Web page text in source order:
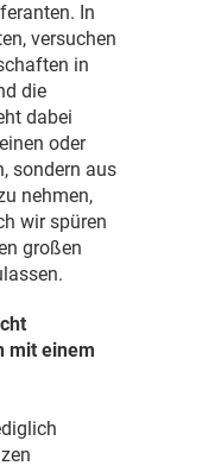
In
versuchen
in
die
dabei
oder
sondern aus
nehmen,
wir spüren
großen
mit einem